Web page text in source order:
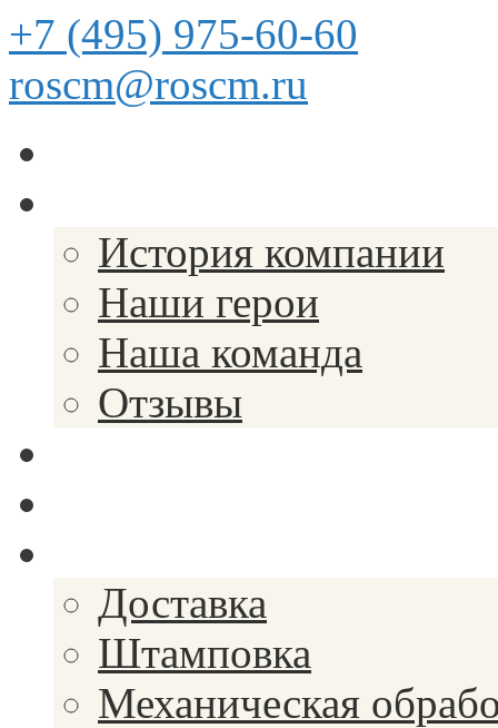
+7 (495) 975-60-60
roscm@roscm.ru
История компании
Наши герои
Наша команда
Отзывы
Доставка
Штамповка
Механическая